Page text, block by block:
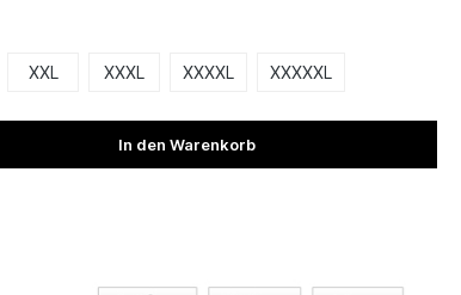
XXL XXXL XXXXL XXXXXL
In den Warenkorb